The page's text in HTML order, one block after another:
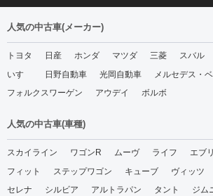
人気の中古車(メーカー)
トヨタ 日産 ホンダ マツダ 三菱 スバル
いすゞ
日野自動車 光岡自動車 メルセデス・
フォルクスワーゲン
アウデイ ボルボ
人気の中古車(車種)
スカイライン ワゴンR ムーヴ ライフ エブ
フィット
ステップワゴン キューブ ヴィッツ
セレナ
シルビア アルトラパン タント
ジム